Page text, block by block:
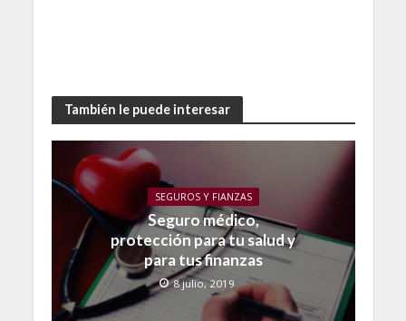
También le puede interesar
SEGUROS Y FIANZAS
Seguro médico,
protección para tu salud y
para tus finanzas
8 julio, 2019